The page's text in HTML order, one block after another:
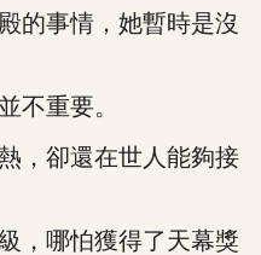
事情，她暫時是沒
重要。
卻還在世人能夠接
哪怕獲得了天幕獎